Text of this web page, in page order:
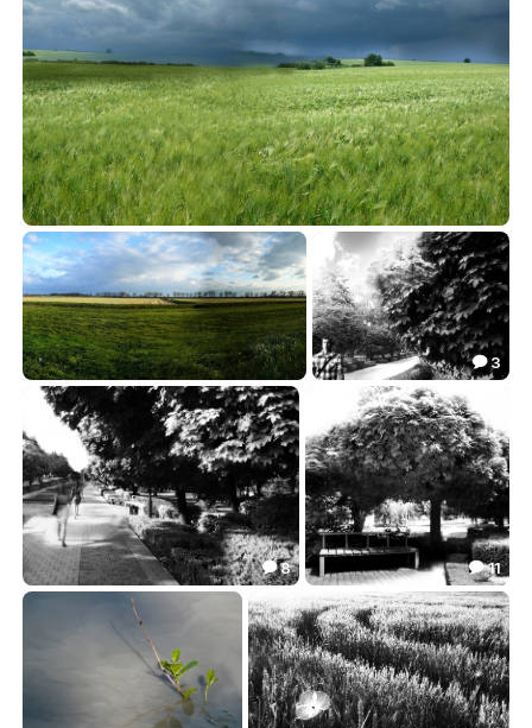
И грянул дождь...
4.75
Дорожная ветреная
0.70
Его небесные мысли
1.72
 3
Вот она была...
 8
В тени полудня
7.05
 11